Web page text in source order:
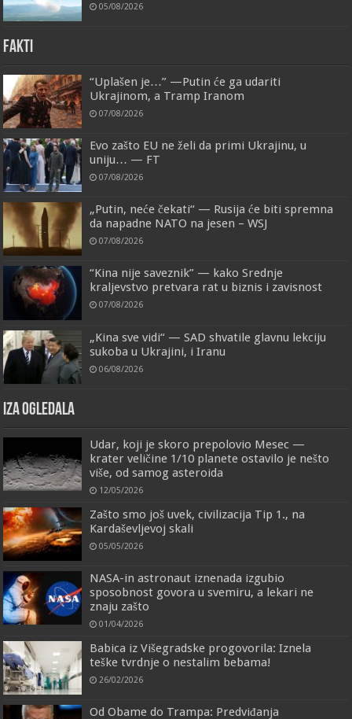
05/08/2026
FAKTI
“Uplašen je…” —Putin će ga udariti
Ukrajinom, a Tramp Iranom
07/08/2026
Evo zašto EU ne želi da primi Ukrajinu, u
uniju… — FT
07/08/2026
„Putin, neće čekati“ — Rusija će biti spremna
da napadne NATO na jesen – WSJ
07/08/2026
“Kina nije saveznik” — kako Srednje
kraljevstvo pretvara rat u biznis i zavisnost
07/08/2026
„Kina sve vidi“ — SAD shvatile glavnu lekciju
sukoba u Ukrajini, i Iranu
06/08/2026
IZA OGLEDALA
Udar, koji je skoro prepolovio Mesec —
krater veličine 1/10 planete ostavilo je nešto
više, od samog asteroida
12/05/2026
Zašto smo još uvek, civilizacija Tip 1., na
Kardaševljevoj skali
05/05/2026
NASA-in astronaut iznenada izgubio
sposobnost govora u svemiru, a lekari ne
znaju zašto
01/04/2026
Babica iz Višegradske progovorila: Iznela
teške tvrdnje o nestalim bebama!
26/02/2026
Od Obame do Trampa: Predviđanja